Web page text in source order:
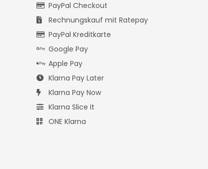
PayPal Checkout
Rechnungskauf mit Ratepay
PayPal Kreditkarte
Google Pay
Apple Pay
Klarna Pay Later
Klarna Pay Now
Klarna Slice It
ONE Klarna